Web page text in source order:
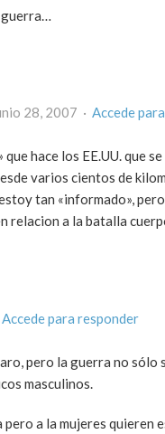
guerra…
28, 2007 · Accede
hace los EE.UU. que
varios cientos de
tan «informado»,
relacion a la batalla
Accede para responder
pero la guerra no sólo
masculinos.
pero a la mujeres